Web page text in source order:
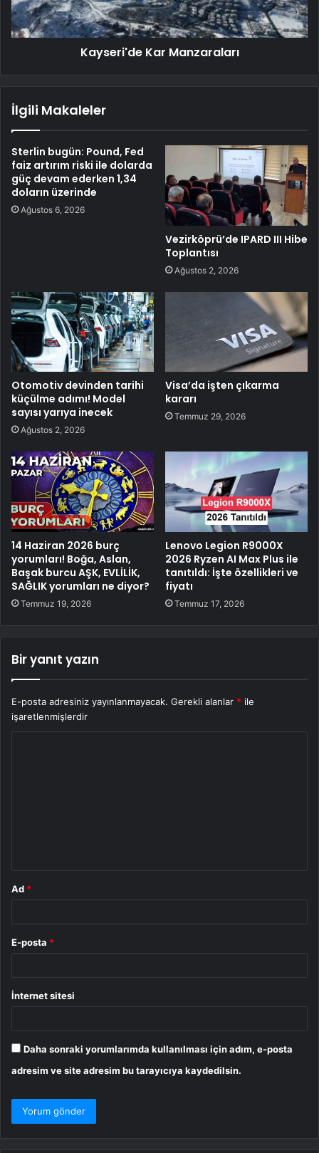
Kayseri'de Kar Manzaraları
İlgili Makaleler
Sterlin bugün: Pound, Fed
faiz artırım riski ile dolarda
güç devam ederken 1,34
doların üzerinde
Ağustos 6, 2026
Vezirköprü’de IPARD III Hibe
Toplantısı
Ağustos 2, 2026
Otomotiv devinden tarihi
küçülme adımı! Model
sayısı yarıya inecek
Ağustos 2, 2026
Visa’da işten çıkarma
kararı
Temmuz 29, 2026
14 Haziran 2026 burç
yorumları! Boğa, Aslan,
Başak burcu AŞK, EVLİLİK,
SAĞLIK yorumları ne diyor?
Temmuz 19, 2026
Lenovo Legion R9000X
2026 Ryzen AI Max Plus ile
tanıtıldı: İşte özellikleri ve
fiyatı
Temmuz 17, 2026
Bir yanıt yazın
E-posta adresiniz yayınlanmayacak. Gerekli alanlar * ile
işaretlenmişlerdir
Ad *
E-posta *
İnternet sitesi
Daha sonraki yorumlarımda kullanılması için adım, e-posta
adresim ve site adresim bu tarayıcıya kaydedilsin.